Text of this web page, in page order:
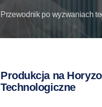
Przewodnik po wyzwaniach
Produkcja na
Technologiczne